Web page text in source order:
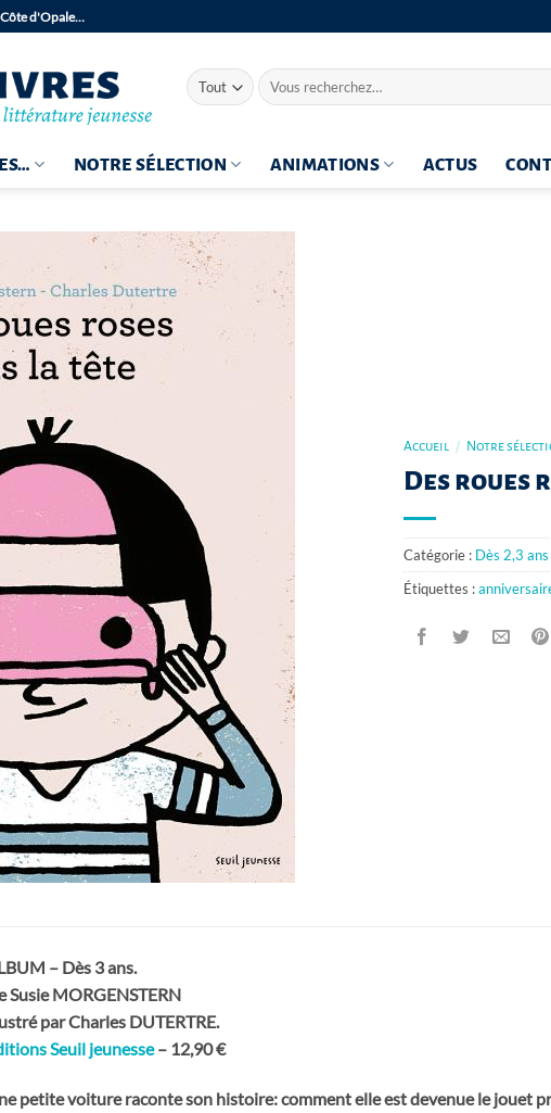
d'Opale…
Recherche
pour :
NOTRE SÉLECTION ANIMATIONS ACTUS
Accueil / Notre
Des roues
Catégorie : Dès 2,3 ans
Étiquettes :
– Dès 3 ans.
Susie MORGENSTERN
par Charles DUTERTRE.
Seuil jeunesse– 12,90 €
petite voiture raconte son histoire: comment elle est devenue le jouet